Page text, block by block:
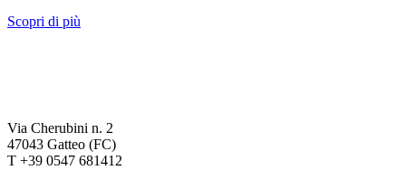
Scopri di più
Via Cherubini n. 2
47043 Gatteo (FC)
T +39 0547 681412